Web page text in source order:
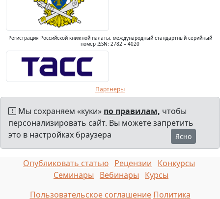
Регистрация Российской книжной палаты, международный стандартный серийный
номер ISSN: 2782 – 4020
Партнеры
Мы сохраняем «куки» по правилам, чтобы
персонализировать сайт. Вы можете запретить
это в настройках браузера
Ясно
Опубликовать статью Рецензии
Конкурсы
Семинары
Вебинары
Курсы
Пользовательское соглашение Политика